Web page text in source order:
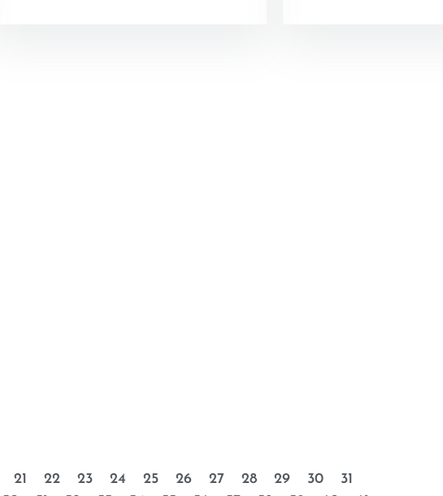
21 22 23 24 25 26 27 28 29 30
31